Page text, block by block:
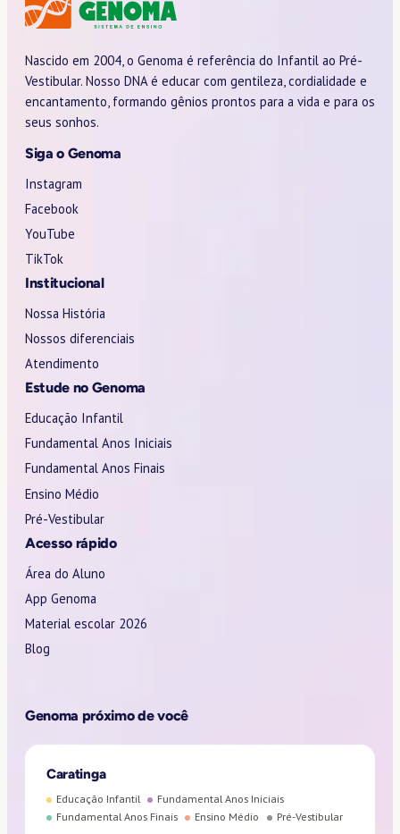
Nascido em 2004, o Genoma é referência do Infantil ao Pré-
Vestibular. Nosso DNA é educar com gentileza, cordialidade e
encantamento, formando gênios prontos para a vida e para os
seus sonhos.
Siga o Genoma
Instagram
Facebook
YouTube
TikTok
Institucional
Nossa História
Nossos diferenciais
Atendimento
Estude no Genoma
Educação Infantil
Fundamental Anos Iniciais
Fundamental Anos Finais
Ensino Médio
Pré-Vestibular
Acesso rápido
Área do Aluno
App Genoma
Material escolar 2026
Blog
Genoma próximo de você
Caratinga
Educação Infantil
Fundamental Anos Iniciais
Fundamental Anos Finais
Ensino Médio Pré-Vestibular